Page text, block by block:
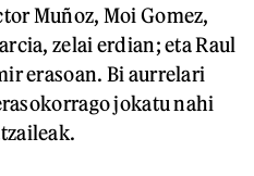
Muñoz, Moi Gomez,
zelai erdian; eta Raul
erasoan. Bi aurrelari
jokatu nahi